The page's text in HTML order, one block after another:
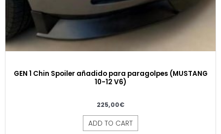
GEN 1 Chin Spoiler añadido para paragolpes (MUSTANG
10-12 V6)
225,00€
ADD TO CART